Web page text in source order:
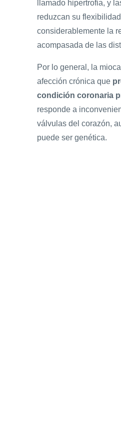
llamado hipertrofia, y
reduzcan su
considerablemente la
acompasada de las
Por lo general, la
afección crónica que
condición coronaria
responde a
válvulas del corazón,
puede ser genética.